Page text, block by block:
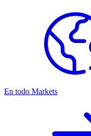
En todo Markets